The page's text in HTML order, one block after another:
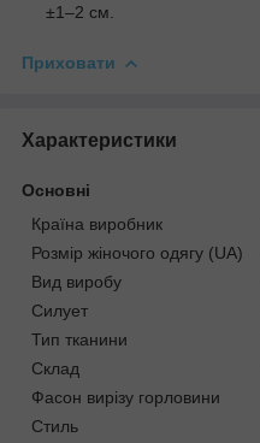
±1–2 см.
Приховати
Характеристики
Основні
Країна виробник
Розмір жіночого одягу (UA)
Вид виробу
Силует
Тип тканини
Склад
Фасон вирізу горловини
Стиль